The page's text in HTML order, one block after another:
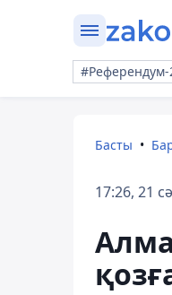
#Референдум-
Басты
17:26, 21